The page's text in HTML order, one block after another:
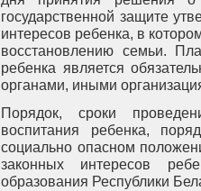
государственной защите
интересов ребенка, в
восстановлению семьи.
ребенка является
органами, иными
Порядок, сроки
воспитания ребенка,
социально опасном
законных интересов
образования Республики